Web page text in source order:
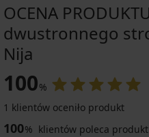
OCENA
dwustronnego
Nija
100%
1 klientów oceniło produkt
100% klientów poleca produkt